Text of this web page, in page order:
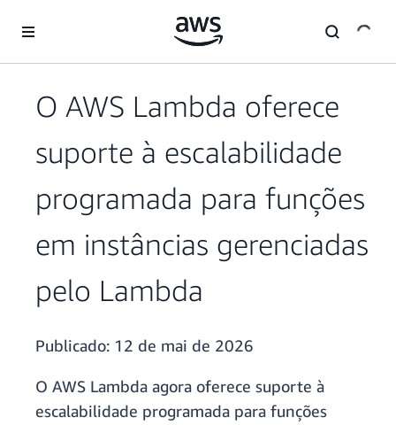
Pular para o conteúdo principal
O AWS Lambda oferece
suporte à escalabilidade
programada para funções
em instâncias gerenciadas
pelo Lambda
Publicado: 12 de mai de 2026
O AWS Lambda agora oferece suporte à
escalabilidade programada para funções